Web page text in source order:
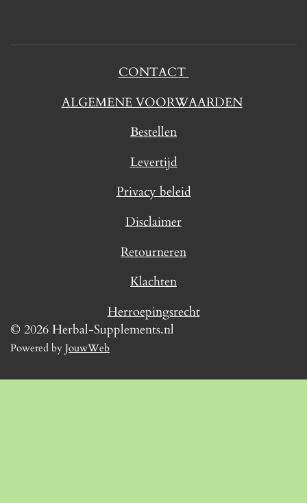
CONTACT
ALGEMENE VOORWAARDEN
Bestellen
Levertijd
Privacy beleid
Disclaimer
Retourneren
Klachten
Herroepingsrecht
© 2026 Herbal-Supplements.nl
Powered by JouwWeb